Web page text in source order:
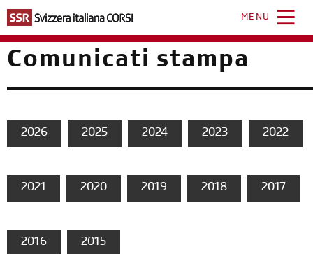
contenuto
principale
MENU
Comunicati stampa
2026 2025 2024 2023 2022
2021 2020 2019 2018 2017
2016 2015